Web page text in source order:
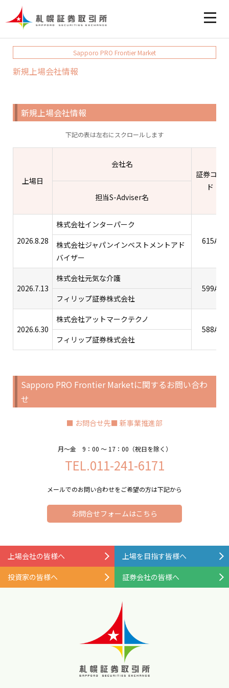
Sapporo PRO Frontier Market
新規上場会社情報
新規上場会社情報
下記の表は左右にスクロールします
上場日
会社名
証券コー
ド
担当S-Adviser名
2026.8.28
株式会社インターパーク
615A
株式会社ジャパンインベストメントアド
バイザー
2026.7.13
株式会社元気な介護
599A
フィリップ証券株式会社
2026.6.30
株式会社アットマークテクノ
588A
フィリップ証券株式会社
Sapporo PRO Frontier Marketに関するお問い合わ
せ
■ お問合せ先■ 新事業推進部
月〜金 9：00 〜 17：00（祝日を除く）
TEL.011-241-6171
メールでのお問い合わせをご希望の方は下記から
お問合せフォームはこちら
上場会社の皆様へ 上場を目指す皆様へ
投資家の皆様へ 証券会社の皆様へ